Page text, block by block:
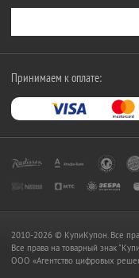
Принимаем к оплате:
2010-2026 © КупиКупон. Все
Все права на товарный знак
OOO «Агентство цифровых